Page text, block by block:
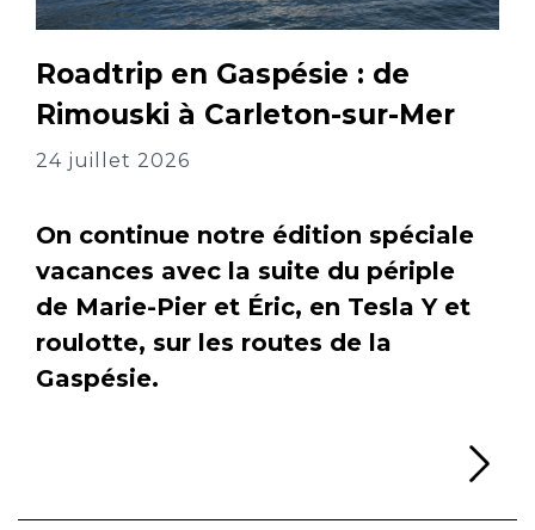
Roadtrip en Gaspésie : de
Rimouski à Carleton-sur-Mer
24 juillet 2026
On continue notre édition spéciale
vacances avec la suite du périple
de Marie-Pier et Éric, en Tesla Y et
roulotte, sur les routes de la
Gaspésie.